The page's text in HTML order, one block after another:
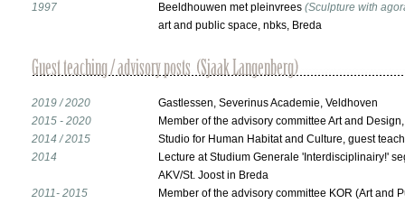
1997
Beeldhouwen met pleinvrees (Sculpture with
art and public space, nbks, Breda
2019 / 2020
Gastlessen, Severinus Academie, Veldhoven
2015 - 2020
Member of the advisory committee Art and
2014 / 2015
Studio for Human Habitat and Culture, guest
2014
Lecture at Studium Generale 'Interdisciplinairy!'
AKV/St. Joost in Breda
2011- 2015
Member of the advisory committee KOR (Art and